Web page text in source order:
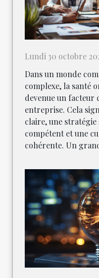
Lundi 30 octobre
Dans un monde
complexe, la santé
devenue un facteur
entreprise. Cela
claire, une
compétent et une
cohérente. Un